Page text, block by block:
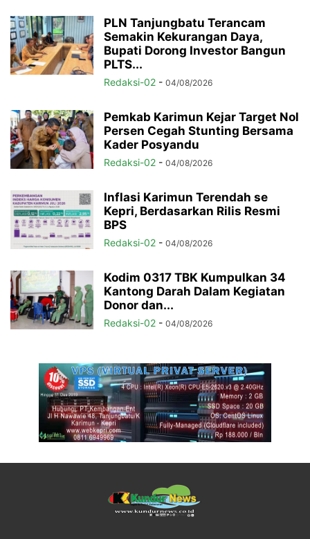
PLN Tanjungbatu Terancam
Semakin Kekurangan Daya,
Bupati Dorong Investor Bangun
PLTS...
Redaksi-02 - 04/08/2026
Pemkab Karimun Kejar Target Nol
Persen Cegah Stunting Bersama
Kader Posyandu
Redaksi-02 - 04/08/2026
Inflasi Karimun Terendah se
Kepri, Berdasarkan Rilis Resmi
BPS
Redaksi-02 - 04/08/2026
Kodim 0317 TBK Kumpulkan 34
Kantong Darah Dalam Kegiatan
Donor dan...
Redaksi-02 - 04/08/2026